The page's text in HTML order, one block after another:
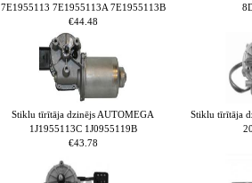
7E1955113 7E1955113A 7E1955113B
€44.48
Stiklu tīrītāja dzinējs AUTOMEGA
1J1955113C 1J0955119B
€43.78
Stiklu tīrītāja